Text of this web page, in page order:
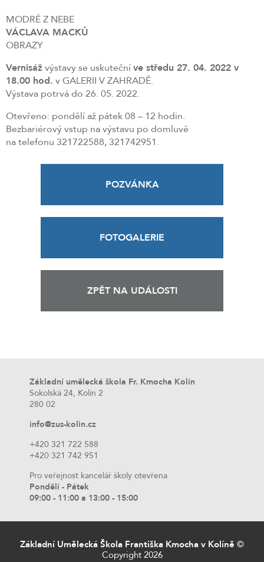
MODRÉ Z NEBE
VÁCLAVA MACKŮ
OBRAZY
Vernisážvýstavy se uskutečníve středu 27. 04. 2022 v
18.00 hod. v GALERII V ZAHRADĚ.
Výstava potrvá do 26. 05. 2022.
Otevřeno: pondělí až pátek 08 – 12 hodin.
Bezbariérový vstup na výstavu po domluvě
na telefonu 321722588, 321742951.
POZVÁNKA
FOTOGALERIE
ZPĚT NA UDÁLOSTI
Základní umělecká škola Fr. Kmocha Kolín
Sokolská 24, Kolín 2
280 02
info@zus-kolin.cz
+420 321 722 588
+420 321 742 951
Pro veřejnost kancelář školy otevřena
Pondělí - Pátek
09:00 - 11:00 a 13:00 - 15:00
Základní Umělecká Škola Františka Kmocha v Kolíně ©
Copyright 2026